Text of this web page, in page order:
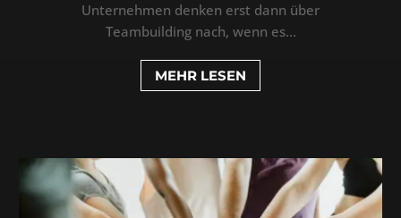
Unternehmen denken erst dann über
Teambuilding nach, wenn es...
MEHR LESEN